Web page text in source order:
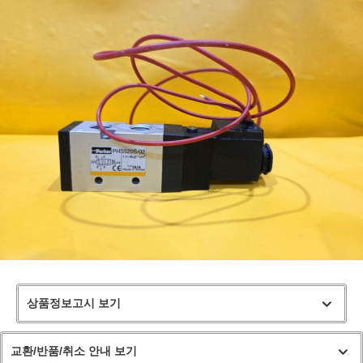
상품정보고시 보기
교환/반품/취소 안내 보기